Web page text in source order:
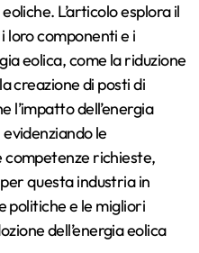
L’articolo esplora il
loro componenti e i
eolica, come la riduzione
creazione di posti di
l’impatto dell’energia
le
richieste,
questa industria in
politiche e le migliori
dell’energia eolica